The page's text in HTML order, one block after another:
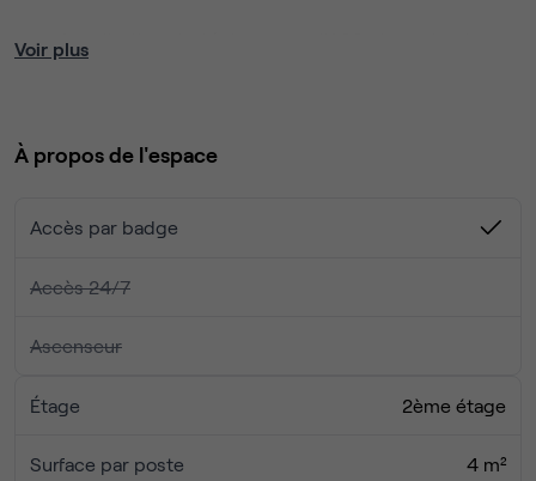
Localisation stratégique - sur l'A63 et proche de
Venez visiter notre espace !
Voir plus
À propos de l'espace
Accès par badge
Accès 24/7
Ascenseur
Étage 2ème étage
Surface par poste 4 m²